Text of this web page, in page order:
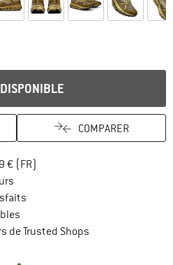
COMPARER
€ (FR)
de Trusted Shops